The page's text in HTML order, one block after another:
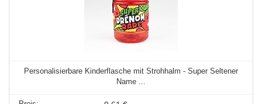
Personalisierbare Kinderflasche mit Strohhalm - Super Seltener
Name ...